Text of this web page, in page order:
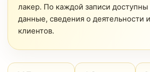
лакер. По каждой записи доступны
данные, сведения о деятельности
клиентов.